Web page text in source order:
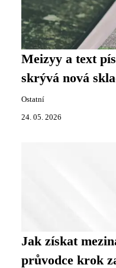
Meizyy a text
skrývá nová
Ostatní
24. 05. 2026
Jak získat
průvodce krok